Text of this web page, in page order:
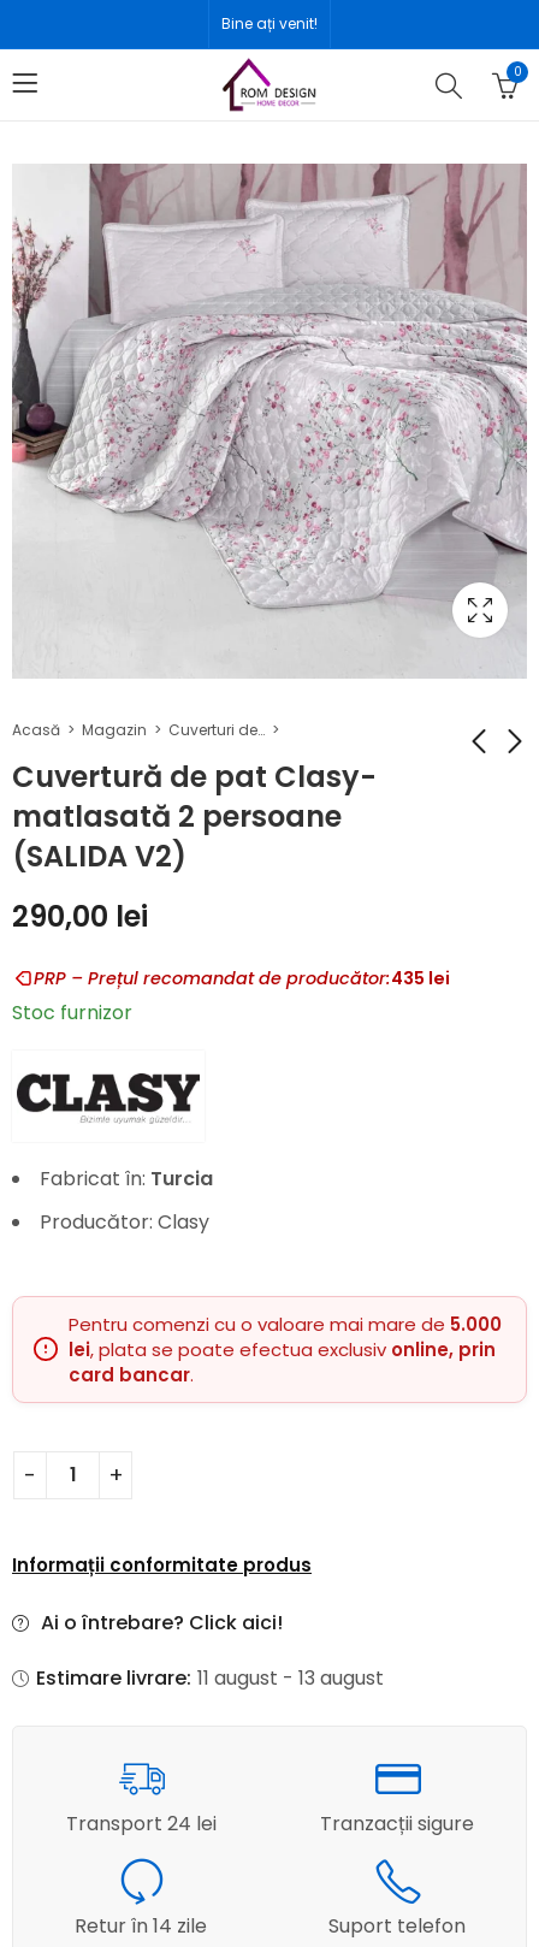
Bine ați venit!
0
Acasă Magazin Cuverturi de pat
Cuvertură de pat Clasy-
matlasată 2 persoane
(SALIDA V2)
290,00 lei
PRP – Prețul recomandat de producător:435 lei
Stoc furnizor
Fabricat în: Turcia
Producător: Clasy
Pentru comenzi cu o valoare mai mare de 5.000
lei, plata se poate efectua exclusiv online, prin
card bancar.
Informații conformitate produs
Ai o întrebare? Click aici!
Estimare livrare: 11 august - 13 august
Transport 24 lei Tranzacții sigure
Retur în 14 zile Suport telefon